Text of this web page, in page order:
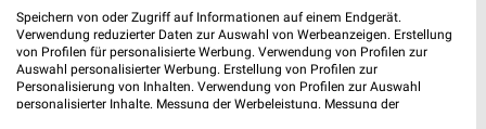
500,20 km
Kik Angebote in Sonsbeck
Speichern von oder Zugriff auf Informationen auf einem Endgerät.
Verwendung reduzierter Daten zur Auswahl von Werbeanzeigen. Erstellung
von Profilen für personalisierte Werbung. Verwendung von Profilen zur
Auswahl personalisierter Werbung. Erstellung von Profilen zur
Personalisierung von Inhalten. Verwendung von Profilen zur Auswahl
personalisierter Inhalte. Messung der Werbeleistung. Messung der